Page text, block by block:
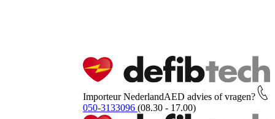
Importeur NederlandAED advies of vragen?
050-3133096 (08.30 - 17.00)